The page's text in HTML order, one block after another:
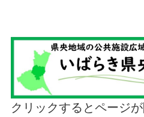
クリックするとページ